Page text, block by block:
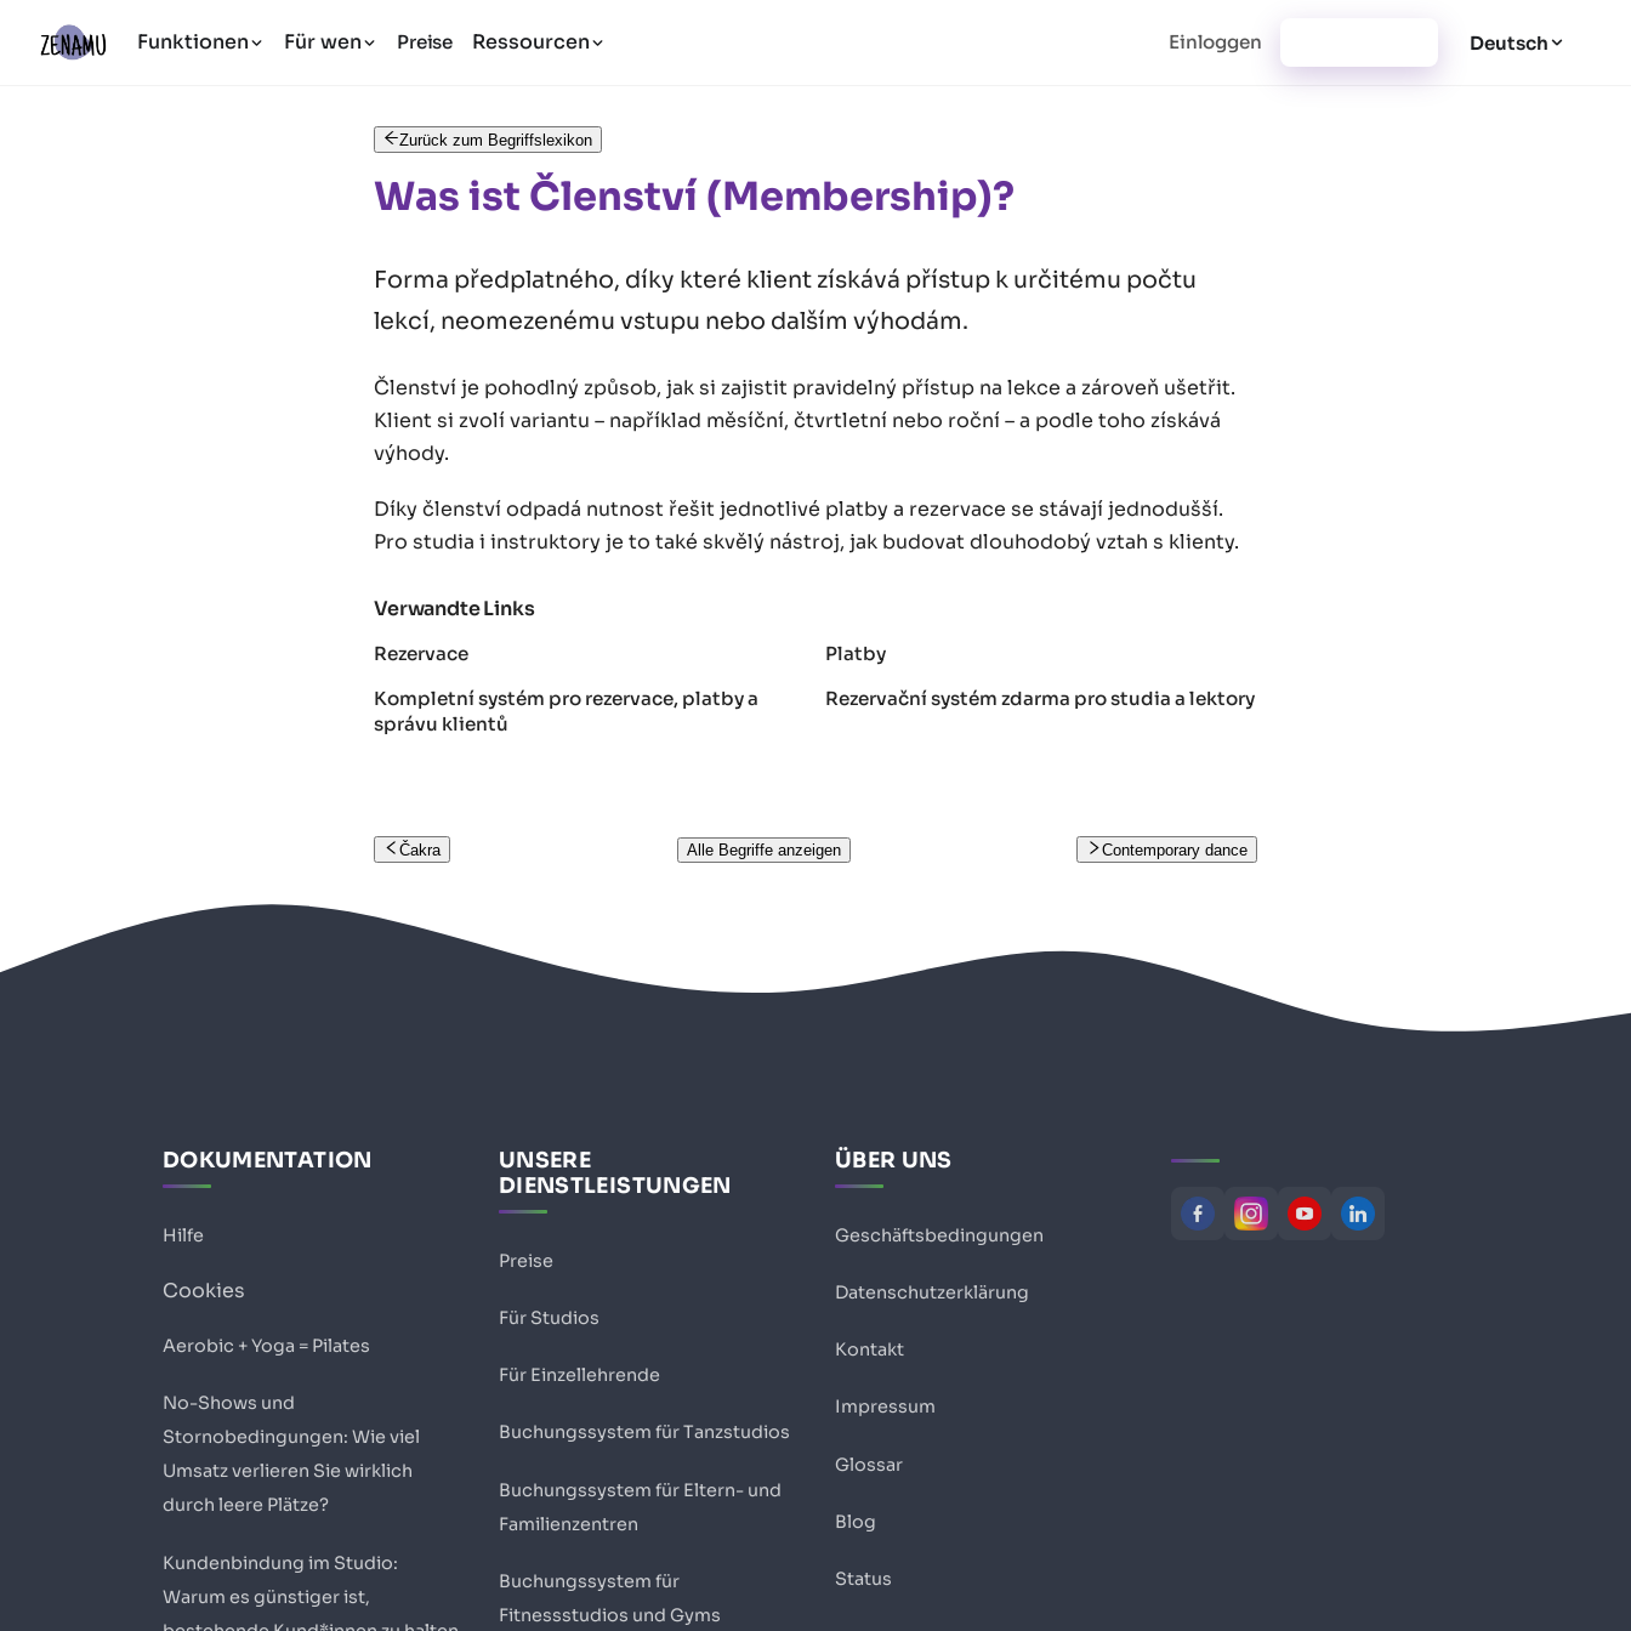
Funktionen Für wen Preise Ressourcen Einloggen Deutsch
Zurück zum Begriffslexikon
Was ist Členství (Membership)?
Forma předplatného, díky které klient získává přístup k určitému počtu
lekcí, neomezenému vstupu nebo dalším výhodám.
Členství je pohodlný způsob, jak si zajistit pravidelný přístup na lekce a zároveň ušetřit.
Klient si zvolí variantu – například měsíční, čtvrtletní nebo roční – a podle toho získává
výhody.
Díky členství odpadá nutnost řešit jednotlivé platby a rezervace se stávají jednodušší.
Pro studia i instruktory je to také skvělý nástroj, jak budovat dlouhodobý vztah s klienty.
Verwandte Links
Rezervace
Platby
Kompletní systém pro rezervace, platby a
správu klientů
Rezervační systém zdarma pro studia a lektory
Čakra Alle Begriffe anzeigen Contemporary dance
DOKUMENTATION
Hilfe
Cookies
Aerobic + Yoga = Pilates
No-Shows und
Stornobedingungen: Wie viel
Umsatz verlieren Sie wirklich
durch leere Plätze?
Kundenbindung im Studio:
Warum es günstiger ist,
UNSERE
DIENSTLEISTUNGEN
Preise
Für Studios
Für Einzellehrende
Buchungssystem für Tanzstudios
Buchungssystem für Eltern- und
Familienzentren
Buchungssystem für
Fitnessstudios und Gyms
ÜBER UNS
Geschäftsbedingungen
Datenschutzerklärung
Kontakt
Impressum
Glossar
Blog
Status